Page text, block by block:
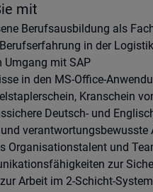
mit
Berufsausbildung als
in der
Umgang mit SAP
in den MS-Office-
Kranschein
Deutsch- und
verantwortungsbewusste
Organisationstalent und
zur
Arbeit im 2-Schicht-